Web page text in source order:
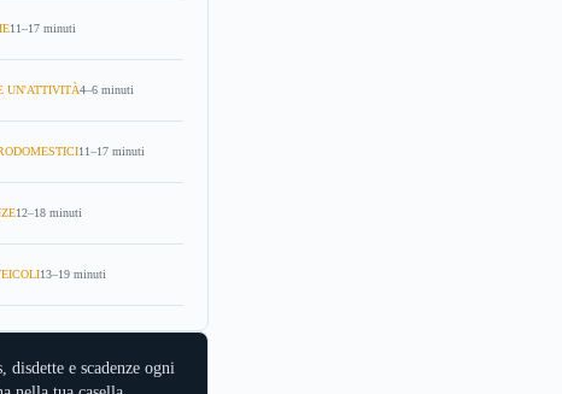
11–17 minuti
UN'ATTIVITÀ4–6 minuti
11–17 minuti
12–18 minuti
13–19 minuti
disdette e scadenze ogni